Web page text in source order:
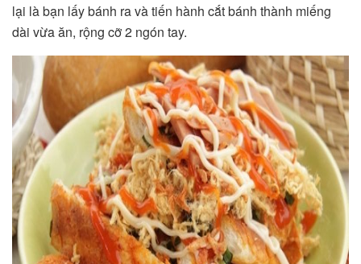
lại là bạn lấy bánh ra và tiến hành cắt bánh thành miếng
dài vừa ăn, rộng cỡ 2 ngón tay.